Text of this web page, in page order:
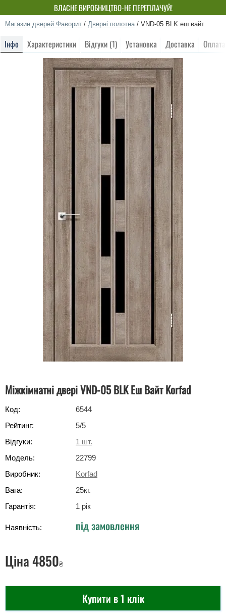
ВЛАСНЕ ВИРОБНИЦТВО-НЕ ПЕРЕПЛАЧУЙ!
Магазин дверей Фаворит / Дверні полотна / VND-05 BLK еш вайт
Інфо Характеристики Відгуки (1) Установка Доставка Оплата
Міжкімнатні двері VND-05 BLK Еш Вайт Korfad
Код:
6544
Рейтинг:
5/5
Відгуки:
1 шт.
Модель:
22799
Виробник:
Korfad
Вага:
25кг.
Гарантія:
1 рік
Наявність: під замовлення
Ціна4850₴
Купити в 1 клік